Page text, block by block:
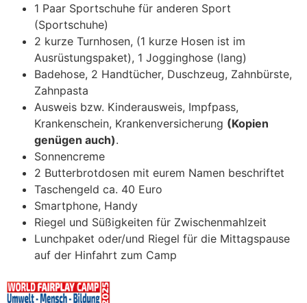
1 Paar Sportschuhe für anderen Sport
(Sportschuhe)
2 kurze Turnhosen, (1 kurze Hosen ist im
Ausrüstungspaket), 1 Jogginghose (lang)
Badehose, 2 Handtücher, Duschzeug, Zahnbürste,
Zahnpasta
Ausweis bzw. Kinderausweis, Impfpass,
Krankenschein, Krankenversicherung (Kopien
genügen auch).
Sonnencreme
2 Butterbrotdosen mit eurem Namen beschriftet
Taschengeld ca. 40 Euro
Smartphone, Handy
Riegel und Süßigkeiten für Zwischenmahlzeit
Lunchpaket oder/und Riegel für die Mittagspause
auf der Hinfahrt zum Camp